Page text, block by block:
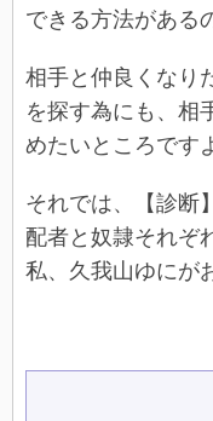
できる方法がある
相手と仲良くなり
を探す為にも、
めたいところです
それでは、【診断
配者と奴隷それ
私、久我山ゆにが